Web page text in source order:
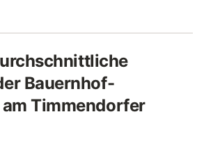
Bauernhof-
Timmendorfer